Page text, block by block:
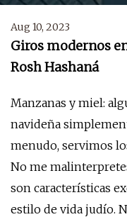
Aug 10, 2023
Giros modernos
Rosh Hashaná
Manzanas y miel:
navideña
menudo, servimos
No me
son características
estilo de vida judío.